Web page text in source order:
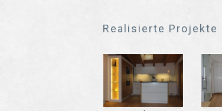
Realisierte Projekte